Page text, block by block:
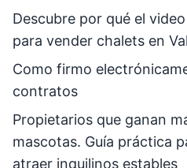
Descubre por qué el
para vender chalets en
Como firmo
contratos
Propietarios que ganan
mascotas. Guía práctica
atraer inquilinos estables